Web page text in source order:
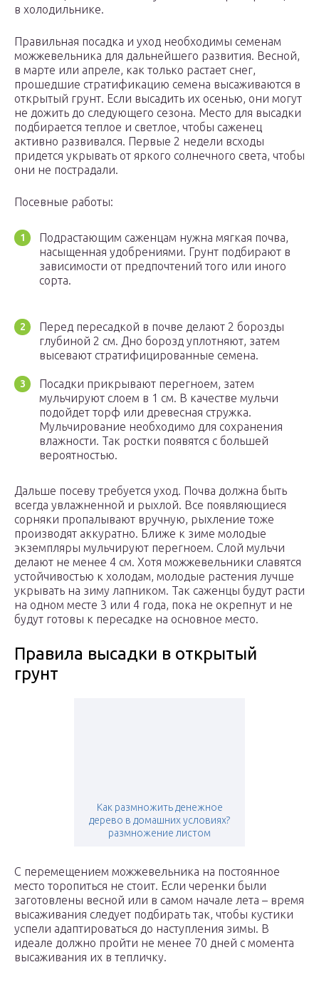
в холодильнике.
Правильная посадка и уход необходимы семенам
можжевельника для дальнейшего развития. Весной,
в марте или апреле, как только растает снег,
прошедшие стратификацию семена высаживаются в
открытый грунт. Если высадить их осенью, они могут
не дожить до следующего сезона. Место для высадки
подбирается теплое и светлое, чтобы саженец
активно развивался. Первые 2 недели всходы
придется укрывать от яркого солнечного света, чтобы
они не пострадали.
Посевные работы:
Подрастающим саженцам нужна мягкая почва,
насыщенная удобрениями. Грунт подбирают в
зависимости от предпочтений того или иного
сорта.
Перед пересадкой в почве делают 2 борозды
глубиной 2 см. Дно борозд уплотняют, затем
высевают стратифицированные семена.
Посадки прикрывают перегноем, затем
мульчируют слоем в 1 см. В качестве мульчи
подойдет торф или древесная стружка.
Мульчирование необходимо для сохранения
влажности. Так ростки появятся с большей
вероятностью.
Дальше посеву требуется уход. Почва должна быть
всегда увлажненной и рыхлой. Все появляющиеся
сорняки пропалывают вручную, рыхление тоже
производят аккуратно. Ближе к зиме молодые
экземпляры мульчируют перегноем. Слой мульчи
делают не менее 4 см. Хотя можжевельники славятся
устойчивостью к холодам, молодые растения лучше
укрывать на зиму лапником. Так саженцы будут расти
на одном месте 3 или 4 года, пока не окрепнут и не
будут готовы к пересадке на основное место.
Правила высадки в открытый
грунт
Как размножить денежное
дерево в домашних условиях?
размножение листом
С перемещением можжевельника на постоянное
место торопиться не стоит. Если черенки были
заготовлены весной или в самом начале лета – время
высаживания следует подбирать так, чтобы кустики
успели адаптироваться до наступления зимы. В
идеале должно пройти не менее 70 дней с момента
высаживания их в тепличку.